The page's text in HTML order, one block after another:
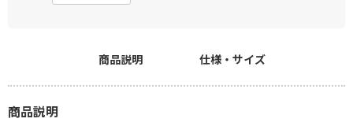
商品説明 仕様・サイズ
商品説明